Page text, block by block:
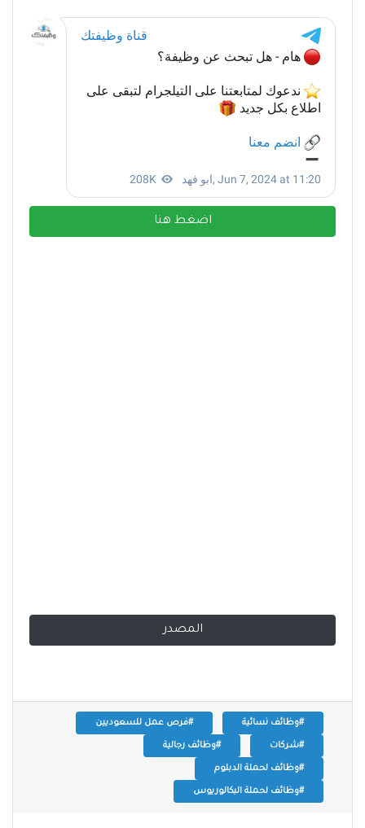
اضغط هنا
المصدر
#وظائف نسائية #فرص عمل للسعوديين
#شركات #وظائف رجالية
#وظائف لحملة الدبلوم
#وظائف لحملة البكالوريوس